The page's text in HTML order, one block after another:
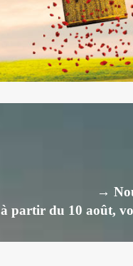
→
à partir du 10 août,